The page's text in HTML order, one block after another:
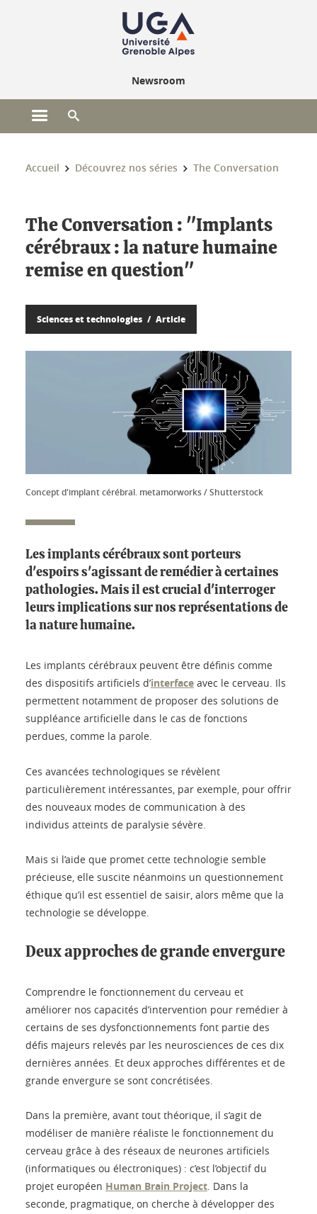
Newsroom
Ouvrir le menu principal
Vous êtes ici :
Accueil Découvrez nos séries The Conversation
The Conversation : "Implants
cérébraux : la nature humaine
remise en question"
Sciences et technologies Article
Concept d'implant cérébral. metamorworks / Shutterstock
Les implants cérébraux sont porteurs
d'espoirs s'agissant de remédier à certaines
pathologies. Mais il est crucial d'interroger
leurs implications sur nos représentations de
la nature humaine.
Les implants cérébraux peuvent être définis comme
des dispositifs artificiels d’interface avec le cerveau. Ils
permettent notamment de proposer des solutions de
suppléance artificielle dans le cas de fonctions
perdues, comme la parole.
Ces avancées technologiques se révèlent
particulièrement intéressantes, par exemple, pour offrir
des nouveaux modes de communication à des
individus atteints de paralysie sévère.
Mais si l’aide que promet cette technologie semble
précieuse, elle suscite néanmoins un questionnement
éthique qu’il est essentiel de saisir, alors même que la
technologie se développe.
Deux approches de grande envergure
Comprendre le fonctionnement du cerveau et
améliorer nos capacités d’intervention pour remédier à
certains de ses dysfonctionnements font partie des
défis majeurs relevés par les neurosciences de ces dix
dernières années. Et deux approches différentes et de
grande envergure se sont concrétisées.
Dans la première, avant tout théorique, il s’agit de
modéliser de manière réaliste le fonctionnement du
cerveau grâce à des réseaux de neurones artificiels
(informatiques ou électroniques) : c’est l’objectif du
projet européen Human Brain Project. Dans la
seconde, pragmatique, on cherche à développer des